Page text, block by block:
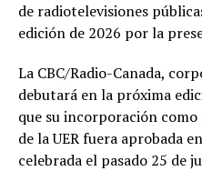
de radiotelevisiones
edición de 2026 por la
La CBC/Radio-Canada,
debutará en la próxima
que su incorporación
de la UER fuera aprobada
celebrada el pasado 25 de